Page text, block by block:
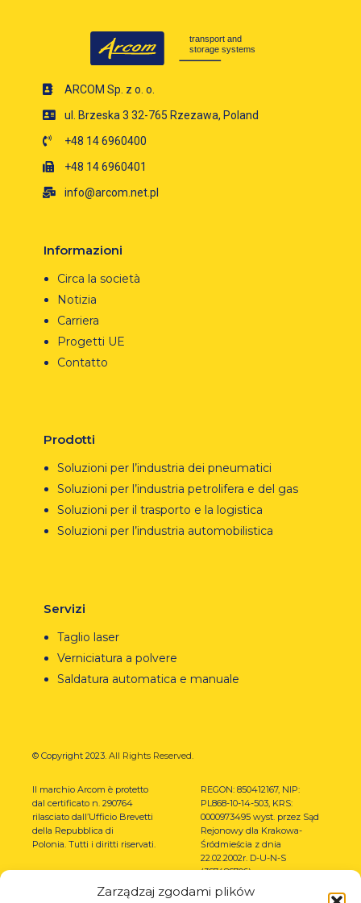
Zarządzaj zgodami plików
ARCOM Sp. z o. o.
ul. Brzeska 3 32-765 Rzezawa, Poland
+48 14 6960400
+48 14 6960401
info@arcom.net.pl
Informazioni
Circa la società
Notizia
Carriera
Progetti UE
Contatto
Prodotti
Soluzioni per l’industria dei pneumatici
Soluzioni per l’industria petrolifera e del gas
Soluzioni per il trasporto e la logistica
Soluzioni per l’industria automobilistica
Servizi
Taglio laser
Verniciatura a polvere
Saldatura automatica e manuale
© Copyright 2023. All Rights Reserved.
Il marchio Arcom è protetto
dal certificato n. 290764
rilasciato dall’Ufficio Brevetti
della Repubblica di
Polonia. Tutti i diritti riservati.
REGON: 850412167, NIP:
PL868-10-14-503, KRS:
0000973495 wyst. przez Sąd
Rejonowy dla Krakowa-
Śródmieścia z dnia
22.02.2002r. D-U-N-S
(367486706)